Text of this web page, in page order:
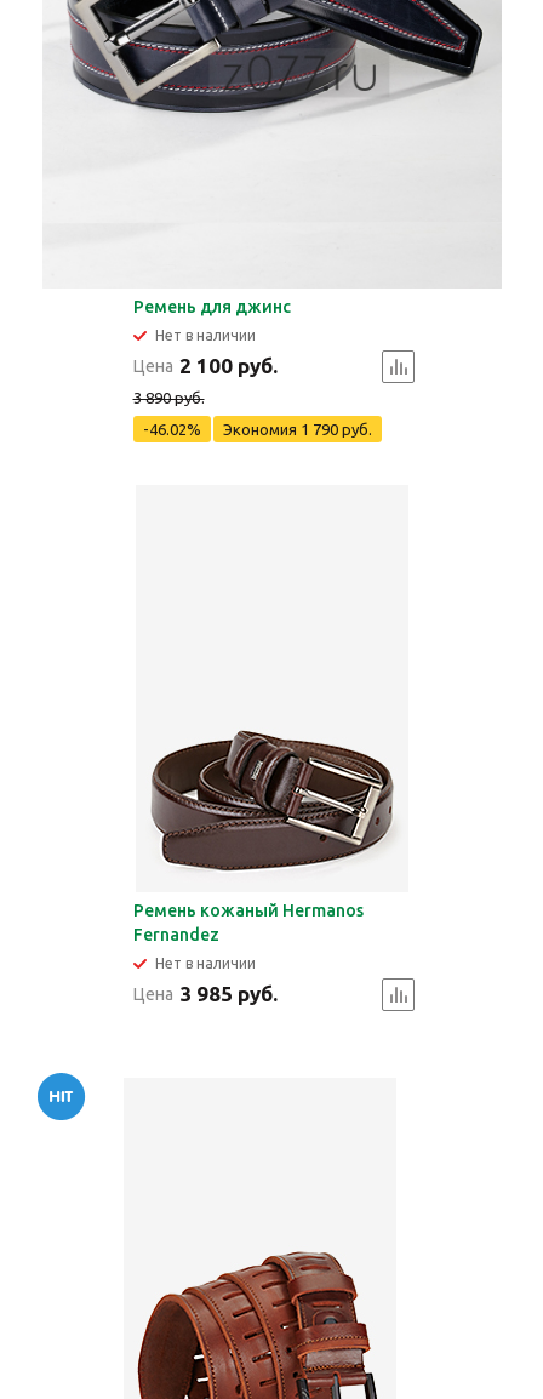
Ремень для джинс
Нет в наличии
Цена 2 100 руб.
3 890 руб.
-46.02%
Экономия 1 790 руб.
Ремень кожаный Hermanos
Fernandez
Нет в наличии
Цена 3 985 руб.